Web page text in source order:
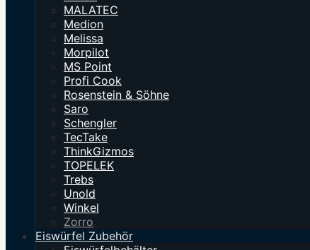
MALATEC
Medion
Melissa
Morpilot
MS Point
Profi Cook
Rosenstein & Söhne
Saro
Schengler
TecTake
ThinkGizmos
TOPELEK
Trebs
Unold
Winkel
Zorro
Eiswürfel Zubehör